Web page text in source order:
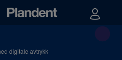
digitale avtrykk